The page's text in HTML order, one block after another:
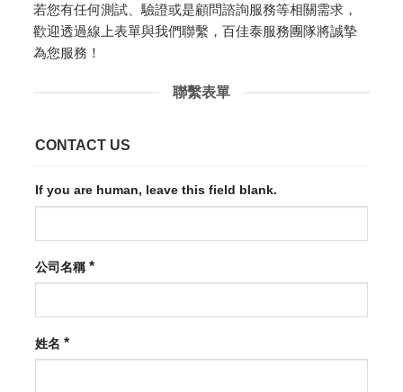
若您有任何測試、驗證或是顧問諮詢服務等相關需求，
歡迎透過線上表單與我們聯繫，百佳泰服務團隊將誠摯
為您服務！
聯繫表單
CONTACT US
If you are human, leave this field blank.
公司名稱*
姓名*